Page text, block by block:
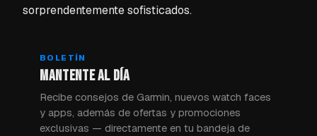
sorprendentemente sofisticados.
BOLETÍN
MANTENTE AL DÍA
Recibe consejos de Garmin, nuevos watch faces
y apps, además de ofertas y promociones
exclusivas — directamente en tu bandeja de